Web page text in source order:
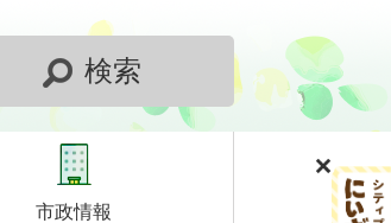
検索
市政情報